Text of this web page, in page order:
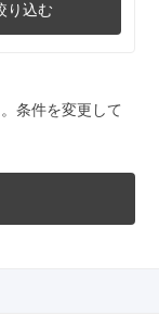
り込む
条件を変更して